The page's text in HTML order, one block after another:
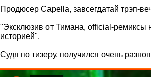
Продюсер Capella, завсегдатай трэп-
"Эксклюзив от Тимана, official-
историей".
Судя по тизеру, получился очень